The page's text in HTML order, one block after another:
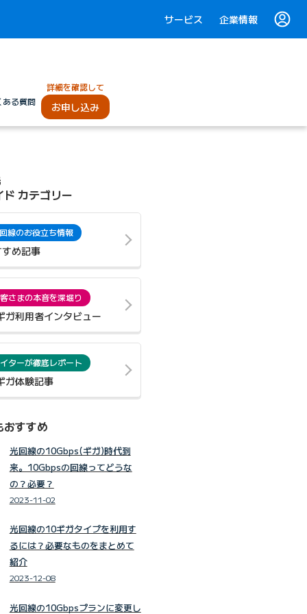
サービス 企業情報
ある質問
詳細を確認して
お申し込み
ド カテゴリー
線のお役立ち情報
め記事
さまの本音を深堀り
ガ利用者インタビュー
ターが徹底レポート
ガ体験記事
おすすめ
光回線の10Gbps(ギガ)時代到
来。10Gbpsの回線ってどうな
の？必要？
2023-11-02
光回線の10ギガタイプを利用す
るには？必要なものをまとめて
紹介
2023-12-08
光回線の10Gbpsプランに変更し